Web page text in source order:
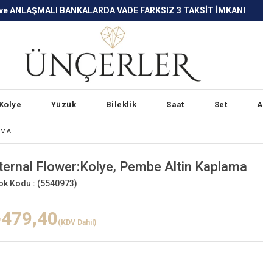
VADE FARKSIZ 3 TAKSİT İMKANI
Kolye Yüzük Bileklik Saat Set
Flower:Kolye, Pembe Altin Kaplama
Kodu : (5540973)
(KDV Dahil)